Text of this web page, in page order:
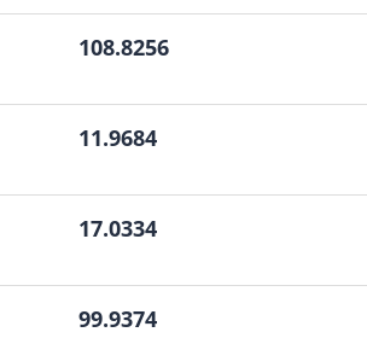
108.8256
11.9684
17.0334
99.9374